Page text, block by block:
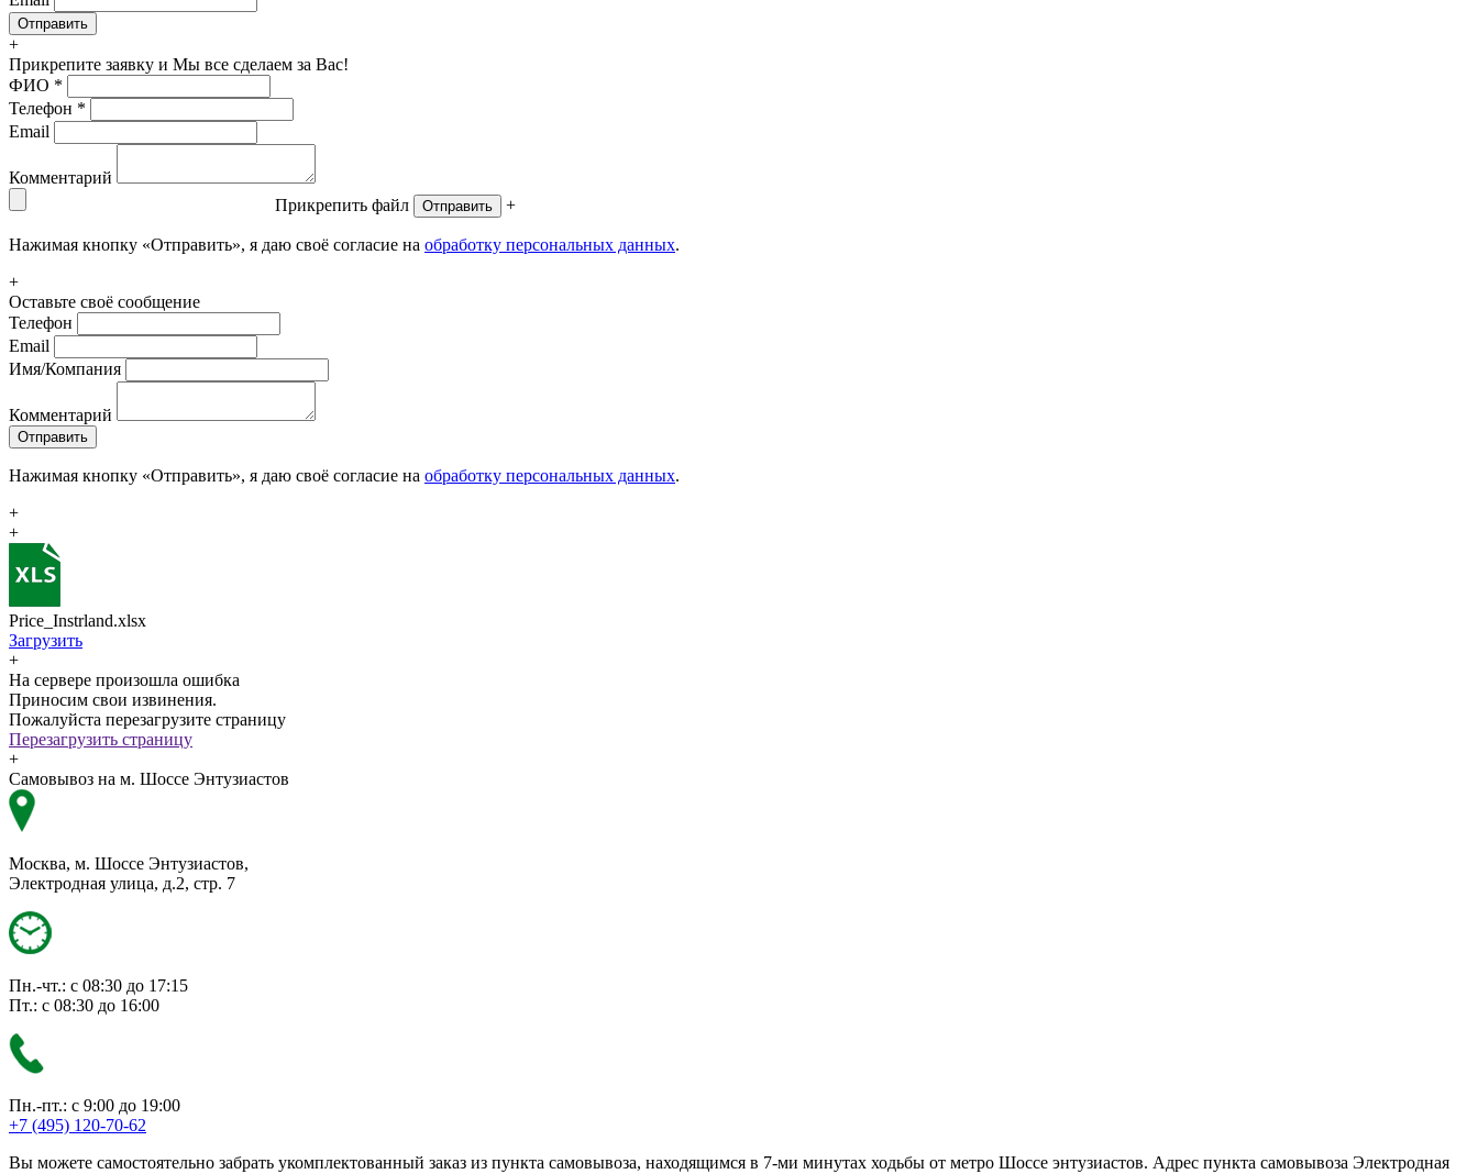
+
Прикрепите заявку и Мы все сделаем за Вас!
ФИО *
Телефон *
Email
Комментарий
Прикрепить файл
Отправить +
Нажимая кнопку «Отправить», я даю своё согласие на обработку персональных данных.
+
Оставьте своё сообщение
Телефон
Email
Имя/Компания
Комментарий
Отправить
Нажимая кнопку «Отправить», я даю своё согласие на обработку персональных данных.
+
+
Price_Instrland.xlsx
Загрузить
+
На сервере произошла ошибка
Приносим свои извинения.
Пожалуйста перезагрузите страницу
Перезагрузить страницу
+
Самовывоз на м. Шоссе Энтузиастов
Москва, м. Шоссе Энтузиастов,
Электродная улица, д.2, стр. 7
Пн.-чт.: с 08:30 до 17:15
Пт.: с 08:30 до 16:00
Пн.-пт.: с 9:00 до 19:00
+7 (495) 120-70-62
Вы можете самостоятельно забрать укомплектованный заказ из пункта самовывоза, находящимся в 7-ми минутах ходьбы от метро Шоссе энтузиастов. Адрес пункта самовывоза Электродная